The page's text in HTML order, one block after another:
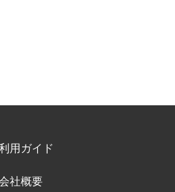
用ガイド
社概要